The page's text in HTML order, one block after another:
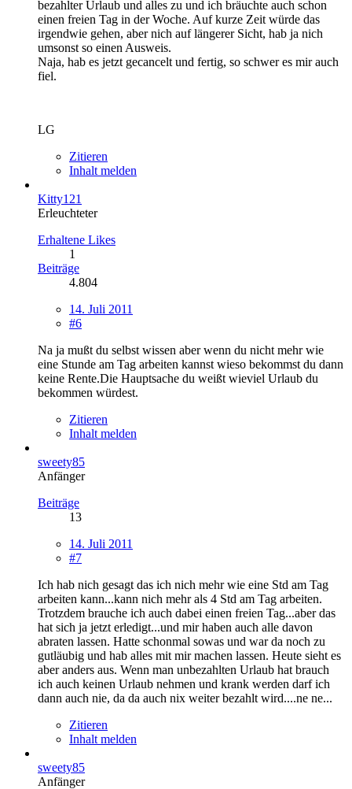
bezahlter Urlaub und alles zu und ich bräuchte auch schon
einen freien Tag in der Woche. Auf kurze Zeit würde das
irgendwie gehen, aber nich auf längerer Sicht, hab ja nich
umsonst so einen Ausweis.
Naja, hab es jetzt gecancelt und fertig, so schwer es mir auch
fiel.
LG
Zitieren
Inhalt melden
Kitty121
Erleuchteter
Erhaltene Likes
1
Beiträge
4.804
14. Juli 2011
#6
Na ja mußt du selbst wissen aber wenn du nicht mehr wie
eine Stunde am Tag arbeiten kannst wieso bekommst du dann
keine Rente.Die Hauptsache du weißt wieviel Urlaub du
bekommen würdest.
Zitieren
Inhalt melden
sweety85
Anfänger
Beiträge
13
14. Juli 2011
#7
Ich hab nich gesagt das ich nich mehr wie eine Std am Tag
arbeiten kann...kann nich mehr als 4 Std am Tag arbeiten.
Trotzdem brauche ich auch dabei einen freien Tag...aber das
hat sich ja jetzt erledigt...und mir haben auch alle davon
abraten lassen. Hatte schonmal sowas und war da noch zu
gutläubig und hab alles mit mir machen lassen. Heute sieht es
aber anders aus. Wenn man unbezahlten Urlaub hat brauch
ich auch keinen Urlaub nehmen und krank werden darf ich
dann auch nie, da da auch nix weiter bezahlt wird....ne ne...
Zitieren
Inhalt melden
sweety85
Anfänger